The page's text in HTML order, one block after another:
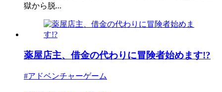
獄から脱...
薬屋店主、借金の代わりに冒険者始めます!?
#アドベンチャーゲーム